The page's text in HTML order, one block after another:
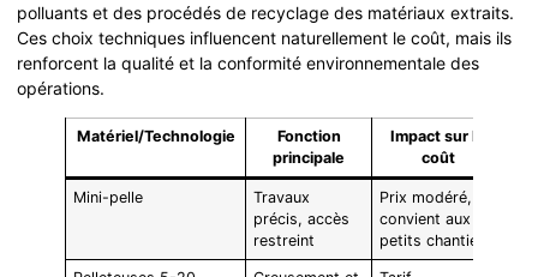
polluants et des procédés de recyclage des matériaux extraits.
Ces choix techniques influencent naturellement le coût, mais ils
renforcent la qualité et la conformité environnementale des
opérations.
Matériel/Technologie
Fonction
principale
Impact sur le
coût
Mini-pelle
Travaux
précis, accès
restreint
Prix modéré,
convient aux
petits chantiers